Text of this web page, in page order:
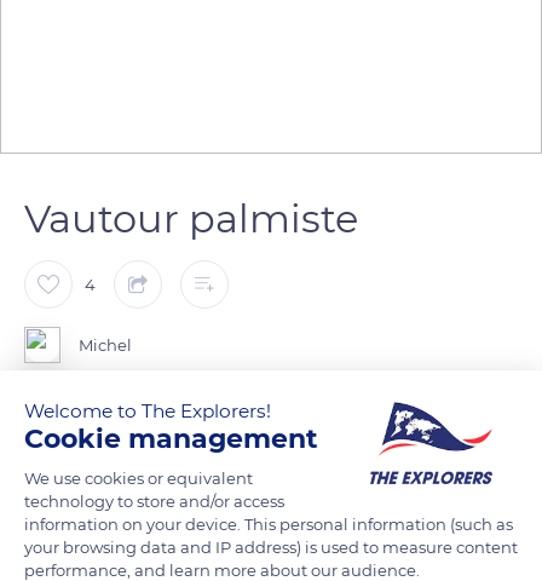
Vautour palmiste
4
Michel
Le "Gypohierax angolensis" est membre de la famille des
rapaces diurnes et la femelle est plus grande que le mâle. Noir
et blanc, les juvéniles sont en revanche de couleur brune.
Principalement végétarien, ce rapace recherche les zones à
palmiers, dont les fruits sont sa prinicpale nourriture mais,
opportuniste, ne dédaigne pas petits rongeurs et charognes.
Welcome to The Explorers!
Cookie management
We use cookies or equivalent
technology to store and/or access
information on your device. This personal information (such as
your browsing data and IP address) is used to measure content
performance, and learn more about our audience.